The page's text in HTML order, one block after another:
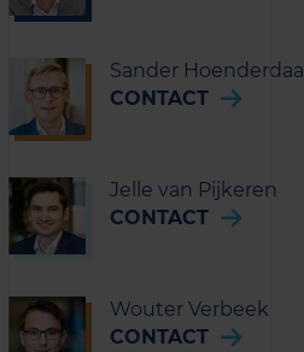
Sander Hoenderdaal
CONTACT
Jelle van Pijkeren
CONTACT
Wouter Verbeek
CONTACT